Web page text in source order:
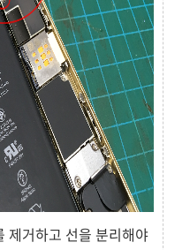
거하고 선을 분리해야